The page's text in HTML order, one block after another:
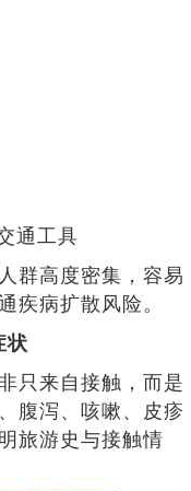
通工具
群高度密集，容易
疾病扩散风险。
状
只来自接触，而是
腹泻、咳嗽、皮疹
旅游史与接触情